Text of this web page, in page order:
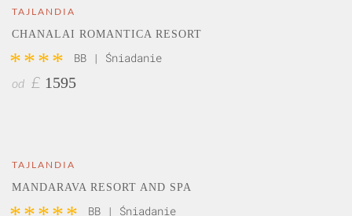
TAJLANDIA
CHANALAI ROMANTICA RESORT
**** BB | Śniadanie
od £ 1595
TAJLANDIA
MANDARAVA RESORT AND SPA
BB | Śniadanie